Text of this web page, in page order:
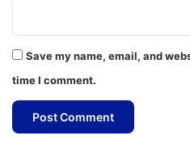
Save my name, email, and
time I comment.